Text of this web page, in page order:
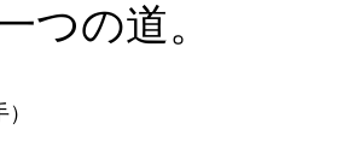
つの道。